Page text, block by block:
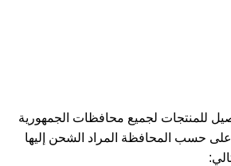
للمنتجات لجميع محافظات الجمهورية
من 2 - 7 أيام على حسب المحافظة المراد الشحن إليها